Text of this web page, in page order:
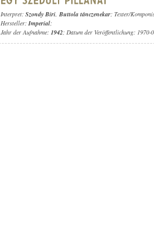
Interpret: Szondy Biri, Buttola tánczenekar; Texter/
Hersteller: Imperial;
Jahr der Aufnahme: 1942; Datum der Veröffentlichung: 1970-